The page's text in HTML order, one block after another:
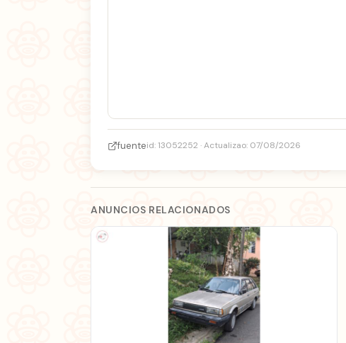
fuenteid: 13052252 · Actualizao: 07/08/2026
ANUNCIOS RELACIONADOS